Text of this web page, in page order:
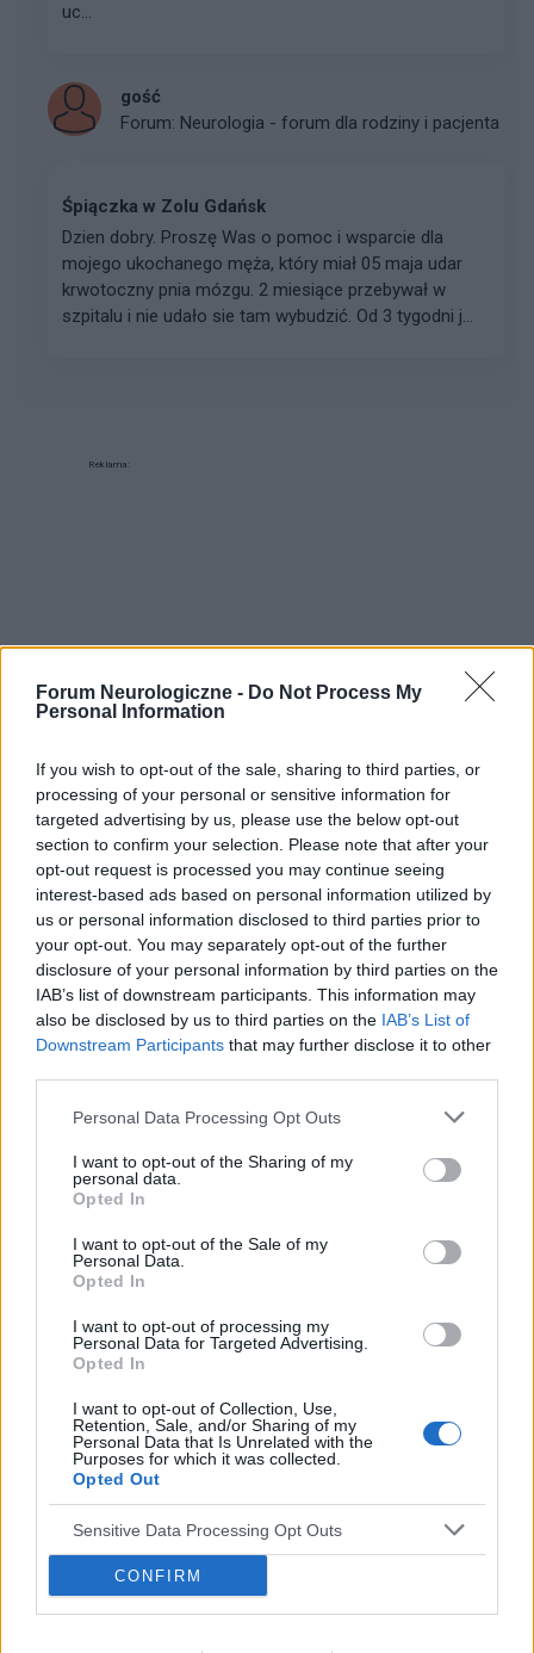
Forum Neurologiczne - Do Not Process My
Personal Information
If you wish to opt-out of the sale, sharing to third parties, or
processing of your personal or sensitive information for
targeted advertising by us, please use the below opt-out
section to confirm your selection. Please note that after your
opt-out request is processed you may continue seeing
interest-based ads based on personal information utilized by
us or personal information disclosed to third parties prior to
your opt-out. You may separately opt-out of the further
disclosure of your personal information by third parties on the
IAB’s list of downstream participants. This information may
also be disclosed by us to third parties on the IAB’s List of
Downstream Participants that may further disclose it to other
Personal Data Processing Opt Outs
I want to opt-out of the Sharing of my
personal data.
Opted In
I want to opt-out of the Sale of my
Personal Data.
Opted In
I want to opt-out of processing my
Personal Data for Targeted Advertising.
Opted In
I want to opt-out of Collection, Use,
Retention, Sale, and/or Sharing of my
Personal Data that Is Unrelated with the
Purposes for which it was collected.
Opted Out
Sensitive Data Processing Opt Outs
CONFIRM
uc...
gość
Forum: Neurologia - forum dla rodziny i pacjenta
Śpiączka w Zolu Gdańsk
Dzien dobry. Proszę Was o pomoc i wsparcie dla
mojego ukochanego męża, który miał 05 maja udar
krwotoczny pnia mózgu. 2 miesiące przebywał w
szpitalu i nie udało sie tam wybudzić. Od 3 tygodni j...
Reklama:
POLECAMY TREŚCI Z KATEGORII
‹ ›